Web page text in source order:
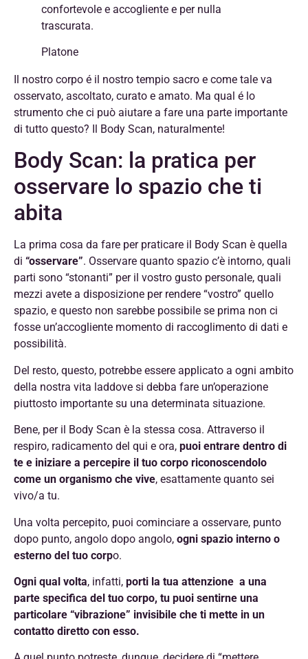
confortevole e accogliente e per nulla
trascurata.
Platone
Il nostro corpo é il nostro tempio sacro e come tale va
osservato, ascoltato, curato e amato. Ma qual é lo
strumento che ci può aiutare a fare una parte importante
di tutto questo? Il Body Scan, naturalmente!
Body Scan: la pratica per
osservare lo spazio che ti
abita
La prima cosa da fare per praticare il Body Scan è quella
di “osservare”. Osservare quanto spazio c’è intorno, quali
parti sono “stonanti” per il vostro gusto personale, quali
mezzi avete a disposizione per rendere “vostro” quello
spazio, e questo non sarebbe possibile se prima non ci
fosse un’accogliente momento di raccoglimento di dati e
possibilità.
Del resto, questo, potrebbe essere applicato a ogni ambito
della nostra vita laddove si debba fare un’operazione
piuttosto importante su una determinata situazione.
Bene, per il Body Scan è la stessa cosa. Attraverso il
respiro, radicamento del qui e ora, puoi entrare dentro di
te e iniziare a percepire il tuo corpo riconoscendolo
come un organismo che vive, esattamente quanto sei
vivo/a tu.
Una volta percepito, puoi cominciare a osservare, punto
dopo punto, angolo dopo angolo, ogni spazio interno o
esterno del tuo corpo.
Ogni qual volta, infatti, porti la tua attenzione a una
parte specifica del tuo corpo, tu puoi sentirne una
particolare “vibrazione” invisibile che ti mette in un
contatto diretto con esso.